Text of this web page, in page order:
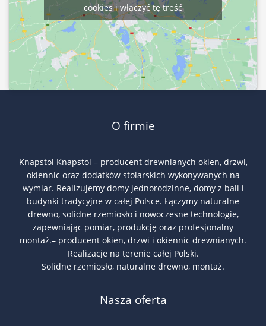
cookies i włączyć tę treść
O firmie
Knapstol Knapstol – producent drewnianych okien, drzwi,
okiennic oraz dodatków stolarskich wykonywanych na
wymiar. Realizujemy domy jednorodzinne, domy z bali i
budynki tradycyjne w całej Polsce. Łączymy naturalne
drewno, solidne rzemiosło i nowoczesne technologie,
zapewniając pomiar, produkcję oraz profesjonalny
montaż.– producent okien, drzwi i okiennic drewnianych.
Realizacje na terenie całej Polski.
Solidne rzemiosło, naturalne drewno, montaż.
Nasza oferta